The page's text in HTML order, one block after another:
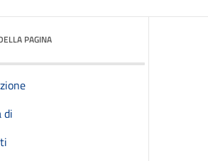
PAGINA
di